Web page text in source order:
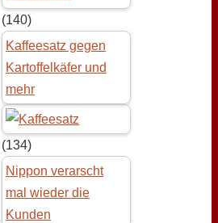
(140)
Kaffeesatz gegen
Kartoffelkäfer und
mehr
(134)
Nippon verarscht
mal wieder die
Kunden